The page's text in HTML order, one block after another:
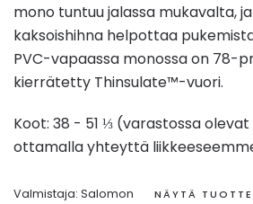
mono tuntuu jalassa mukavalta,
kaksoishihna helpottaa
PVC-vapaassa monossa on 78-
kierrätetty Thinsulate™-vuori.
Koot: 38 - 51 ⅓ (varastossa
ottamalla yhteyttä
Valmistaja: Salomon NÄYTÄ